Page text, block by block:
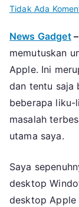
Tidak Ada
News Gadget–
memutuskan
Apple. Ini
dan tentu saja
beberapa
masalah
utama saya.
Saya
desktop
desktop Apple